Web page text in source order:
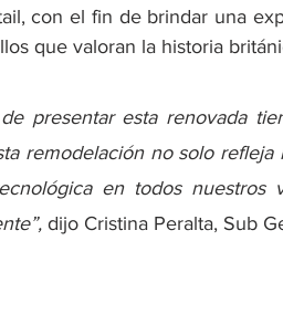
con el fin de brindar una
que valoran la historia
de presentar esta renovada
remodelación no solo
en todos nuestros
dijo Cristina Peralta, Sub